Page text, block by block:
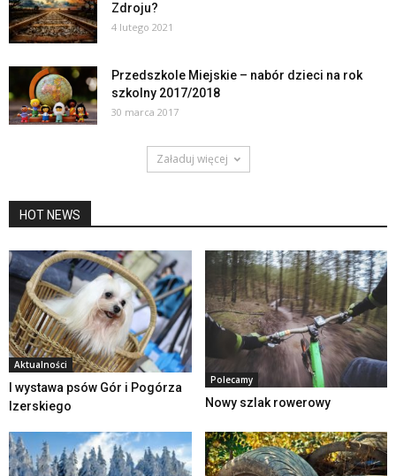
Zdroju?
4 lutego 2021
Przedszkole Miejskie – nabór dzieci na rok
szkolny 2017/2018
30 marca 2017
Załaduj więcej
HOT NEWS
Aktualności
I wystawa psów Gór i Pogórza
Izerskiego
Polecamy
Nowy szlak rowerowy